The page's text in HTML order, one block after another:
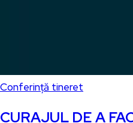
Conferință tineret
CURAJUL DE A